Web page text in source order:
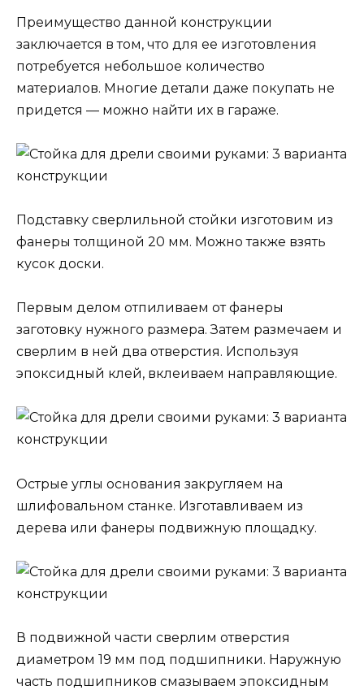
Преимущество данной конструкции
заключается в том, что для ее изготовления
потребуется небольшое количество
материалов. Многие детали даже покупать не
придется — можно найти их в гараже.
Подставку сверлильной стойки изготовим из
фанеры толщиной 20 мм. Можно также взять
кусок доски.
Первым делом отпиливаем от фанеры
заготовку нужного размера. Затем размечаем и
сверлим в ней два отверстия. Используя
эпоксидный клей, вклеиваем направляющие.
Острые углы основания закругляем на
шлифовальном станке. Изготавливаем из
дерева или фанеры подвижную площадку.
В подвижной части сверлим отверстия
диаметром 19 мм под подшипники. Наружную
часть подшипников смазываем эпоксидным